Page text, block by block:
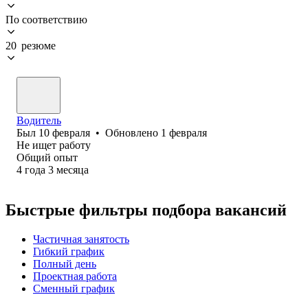
По соответствию
20 резюме
Водитель
Был 10 февраля • Обновлено 1 февраля
Не ищет работу
Общий опыт
4 года 3 месяца
Быстрые фильтры подбора вакансий
Частичная занятость
Гибкий график
Полный день
Проектная работа
Сменный график